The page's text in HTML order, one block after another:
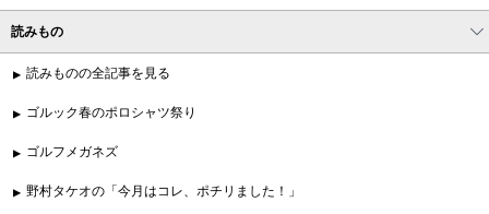
読みもの
読みものの全記事を見る
ゴルック春のポロシャツ祭り
ゴルフメガネズ
野村タケオの「今月はコレ、ポチリました！」